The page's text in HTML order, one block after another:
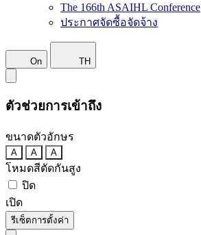
The 166th ASAIHL Conference
ประกาศจัดซื้อจัดจ้าง
On TH
ตัวช่วยการเข้าถึง
ขนาดตัวอักษร
A A A
โหมดสีตัดกันสูง
ปิด
เปิด
รีเซ็ตการตั้งค่า